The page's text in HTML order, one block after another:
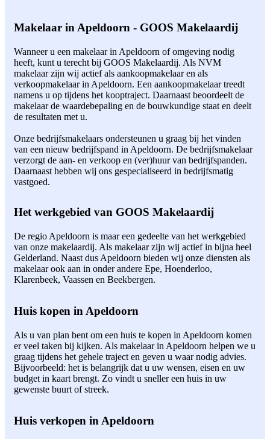
Makelaar in Apeldoorn - GOOS Makelaardij
Wanneer u een makelaar in Apeldoorn of omgeving nodig
heeft, kunt u terecht bij GOOS Makelaardij. Als NVM
makelaar zijn wij actief als aankoopmakelaar en als
verkoopmakelaar in Apeldoorn. Een aankoopmakelaar treedt
namens u op tijdens het kooptraject. Daarnaast beoordeelt de
makelaar de waardebepaling en de bouwkundige staat en deelt
de resultaten met u.
Onze bedrijfsmakelaars ondersteunen u graag bij het vinden
van een nieuw bedrijfspand in Apeldoorn. De bedrijfsmakelaar
verzorgt de aan- en verkoop en (ver)huur van bedrijfspanden.
Daarnaast hebben wij ons gespecialiseerd in bedrijfsmatig
vastgoed.
Het werkgebied van GOOS Makelaardij
De regio Apeldoorn is maar een gedeelte van het werkgebied
van onze makelaardij. Als makelaar zijn wij actief in bijna heel
Gelderland. Naast dus Apeldoorn bieden wij onze diensten als
makelaar ook aan in onder andere Epe, Hoenderloo,
Klarenbeek, Vaassen en Beekbergen.
Huis kopen in Apeldoorn
Als u van plan bent om een huis te kopen in Apeldoorn komen
er veel taken bij kijken. Als makelaar in Apeldoorn helpen we u
graag tijdens het gehele traject en geven u waar nodig advies.
Bijvoorbeeld: het is belangrijk dat u uw wensen, eisen en uw
budget in kaart brengt. Zo vindt u sneller een huis in uw
gewenste buurt of streek.
Huis verkopen in Apeldoorn